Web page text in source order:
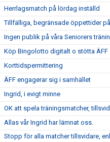
Herrlagsmatch på lördag inställd
Tillfälliga, begränsade öppettider
Ingen publik på våra Seniorers
Köp Bingolotto digitalt o stötta ÄFF
Korttidspermittering
ÄFF engagerar sig i samhället
Ingrid, i evigt minne
OK att spela träningsmatcher,
Allas vår Ingrid har lämnat oss.
Stopp för alla matcher tillsvidare, enl